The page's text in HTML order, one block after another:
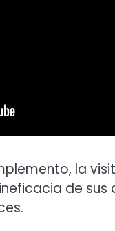
la
de